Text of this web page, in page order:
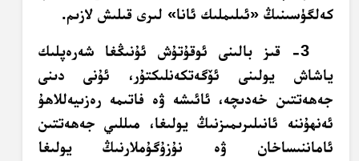
كەلگۈسىنىڭ «ئىلىملىك ئانا» لىرى قىلىش لازىم.
3- قىز بالىنى ئوقۇتۇش ئۇنىڭغا شەرەپلىك
ياشاش يولىنى ئۆگەتكەنلىكتۇر، ئۇنى دىنى
جەھەتتىن خەدىچە، ئائىشە ۋە فاتىمە رەزىيەللاھۇ
ئەنھۇننە ئانىلىرىمىزنىڭ يولىغا، مىللىي جەھەتتىن
ئاماننىساخان ۋە نۇزۇگۇملارنىڭ يولىغا